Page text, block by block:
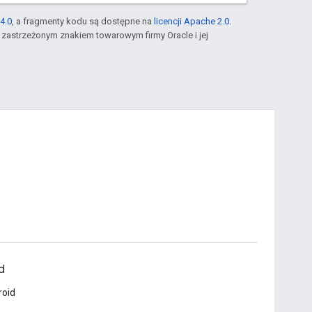
, a fragmenty kodu są dostępne na licencji Apache 2.0.
zastrzeżonym znakiem towarowym firmy Oracle i jej